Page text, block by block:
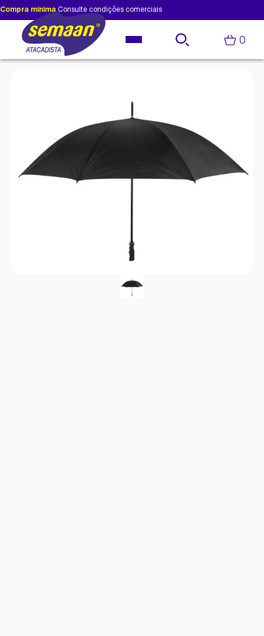
Compra mínima Consulte condições comerciais
0